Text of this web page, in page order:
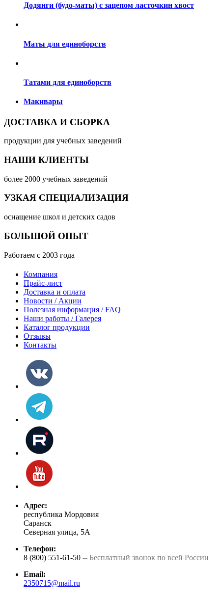
Додянги (будо-маты) с зацепом ласточкин хвост
Маты для единоборств
Татами для единоборств
Макивары
ДОСТАВКА И СБОРКА
продукции для учебных заведений
НАШИ КЛИЕНТЫ
более 2000 учебных заведений
УЗКАЯ СПЕЦИАЛИЗАЦИЯ
оснащение школ и детских садов
БОЛЬШОЙ ОПЫТ
Работаем с 2003 года
Компания
Прайс-лист
Доставка и оплата
Новости / Акции
Полезная информация / FAQ
Наши работы / Галерея
Каталог продукции
Отзывы
Контакты
Адрес:
республика Мордовия
Саранск
Северная улица, 5А
Телефон:
8 (800) 551-61-50 -- Бесплатный звонок по всей России
Email:
2350715@mail.ru